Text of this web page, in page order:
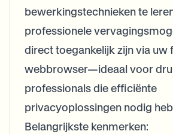
bewerkingstechnieken te
professionele
direct toegankelijk zijn via uw
webbrowser—ideaal voor
professionals die efficiënte
privacyoplossingen nodig
Belangrijkste kenmerken: